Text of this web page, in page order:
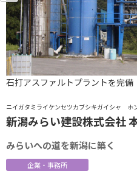
ニイガタミライケンセツカブシキガイシャ ホ
新潟みらい建設株式会社
みらいへの道を新潟に築く
企業・事務所
石打アスファルトプラントを完備